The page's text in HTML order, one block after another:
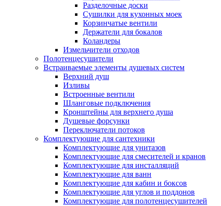
Разделочные доски
Сушилки для кухонных моек
Корзинчатые вентили
Держатели для бокалов
Коландеры
Измельчители отходов
Полотенцесушители
Встраиваемые элементы душевых систем
Верхний душ
Изливы
Встроенные вентили
Шланговые подключения
Кронштейны для верхнего душа
Душевые форсунки
Переключатели потоков
Комплектующие для сантехники
Комплектующие для унитазов
Комплектующие для смесителей и кранов
Комплектующие для инсталляций
Комплектующие для ванн
Комплектующие для кабин и боксов
Комплектующие для углов и поддонов
Комплектующие для полотенцесушителей